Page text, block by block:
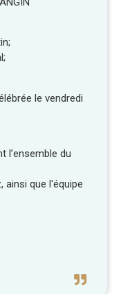
le vendredi
l’ensemble du
ainsi que l'équipe